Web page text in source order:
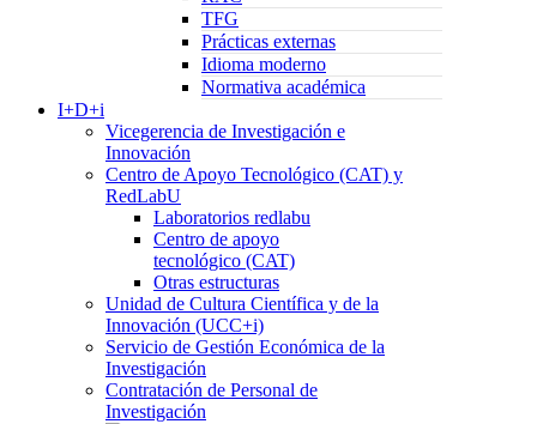
TFG
Prácticas externas
Idioma moderno
Normativa académica
I+D+i
Vicegerencia de Investigación e
Innovación
Centro de Apoyo Tecnológico (CAT) y
RedLabU
Laboratorios redlabu
Centro de apoyo
tecnológico (CAT)
Otras estructuras
Unidad de Cultura Científica y de la
Innovación (UCC+i)
Servicio de Gestión Económica de la
Investigación
Contratación de Personal de
Investigación